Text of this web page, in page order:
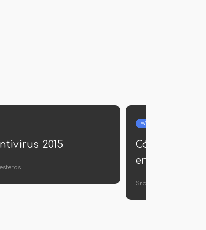
Los mejores programas para
descargar el video del